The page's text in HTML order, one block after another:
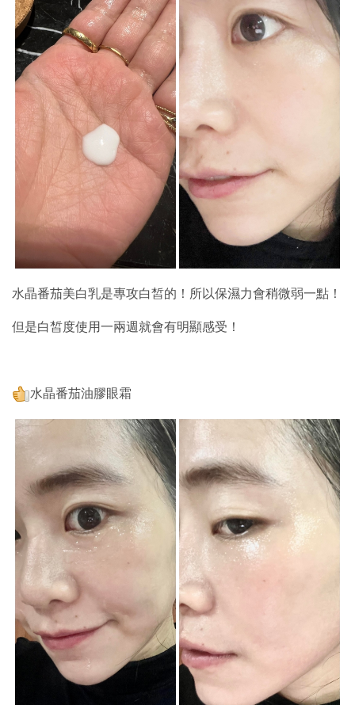
水晶番茄美白乳是專攻白皙的！所以保濕力會稍微弱一點！
但是白皙度使用一兩週就會有明顯感受！
水晶番茄油膠眼霜